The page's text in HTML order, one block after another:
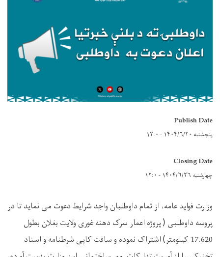
Publish Date
پنجشنبه ۱۴۰۴/۶/۲۰ - ۱۲:۰
Closing Date
چهارشنبه ۱۴۰۴/۶/۲۶ - ۱۲:۰
وزارت فواید عامه، از تمام داوطلبان واجد شرایط دعوت می نماید تا در
پروسه داوطلبی ( پروژه اعمار سرک دهنه غوری ولایت بغلان بطول
17.620 کیلومتر
) اشتراک نموده و سافت کاپی شرطنامه و اسناد